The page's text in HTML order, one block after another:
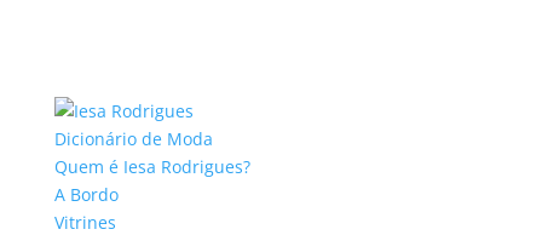
Dicionário de Moda
Quem é Iesa Rodrigues?
A Bordo
Vitrines